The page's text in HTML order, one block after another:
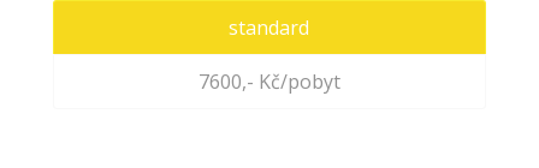
standard
7600,- Kč/pobyt